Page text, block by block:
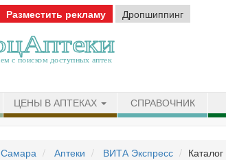
Разместить рекламу Дропшиппинг
ЦЕНЫ В АПТЕКАХ СПРАВОЧНИК
Самара Аптеки ВИТА Экспресс Каталог